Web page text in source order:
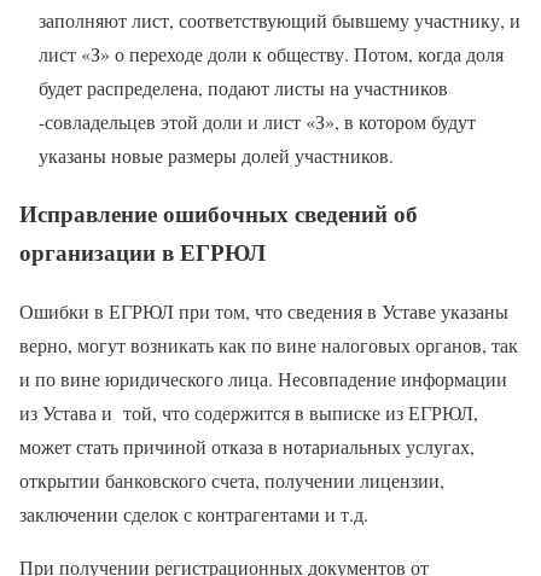
заполняют лист, соответствующий бывшему участнику, и
лист «З» о переходе доли к обществу. Потом, когда доля
будет распределена, подают листы на участников
-совладельцев этой доли и лист «З», в котором будут
указаны новые размеры долей участников.
Исправление ошибочных сведений об
организации в ЕГРЮЛ
Ошибки в ЕГРЮЛ при том, что сведения в Уставе указаны
верно, могут возникать как по вине налоговых органов, так
и по вине юридического лица. Несовпадение информации
из Устава и той, что содержится в выписке из ЕГРЮЛ,
может стать причиной отказа в нотариальных услугах,
открытии банковского счета, получении лицензии,
заключении сделок с контрагентами и т.д.
При получении регистрационных документов от